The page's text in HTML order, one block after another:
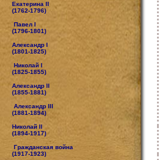
Екатерина II
(1762-1796)
Павел I
(1796-1801)
Александр I
(1801-1825)
Николай I
(1825-1855)
Александр II
(1855-1881)
Александр III
(1881-1894)
Николай II
(1894-1917)
Гражданская война
(1917-1923)